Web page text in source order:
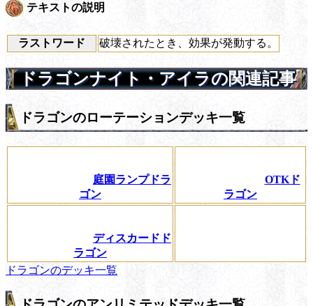
テキストの説明
ラストワード 破壊されたとき、効果が発動する。
ドラゴンナイト・アイラの関連記事
ドラゴンのローテーションデッキ一覧
庭園ランプドラ
ゴン
OTKド
ラゴン
ディスカードド
ラゴン
ドラゴンのデッキ一覧